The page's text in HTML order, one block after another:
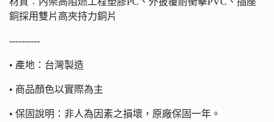
銅採用雙片高夾持力銅片
----------
• 產地：台灣製造
• 商品顏色以實際為主
• 保固說明：非人為因素之損壞，原廠保固一年。